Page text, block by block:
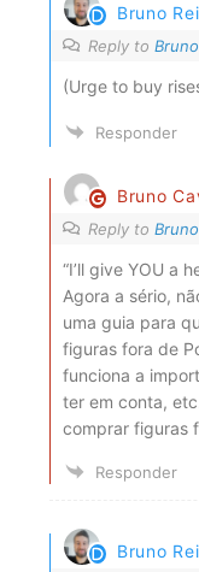
Bruno
Reply to
(Urge to buy
Responder
Bruno
Reply to
“I’ll give YOU a
Agora a sério,
uma guia para
figuras fora de
funciona a
ter em conta,
comprar figuras
Responder
Bruno